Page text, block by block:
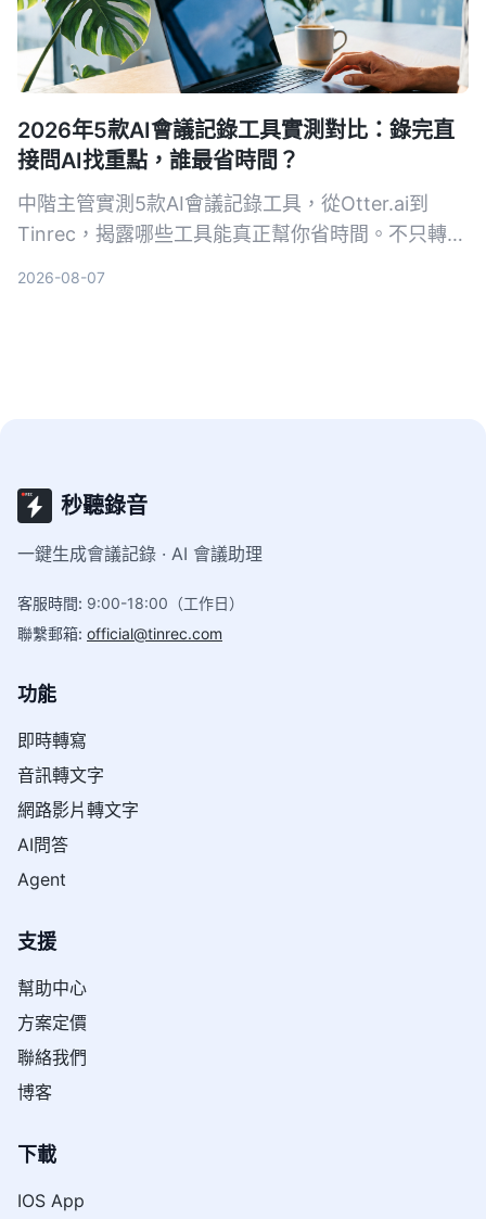
2026年5款AI會議記錄工具實測對比：錄完直
接問AI找重點，誰最省時間？
中階主管實測5款AI會議記錄工具，從Otter.ai到
Tinrec，揭露哪些工具能真正幫你省時間。不只轉文
2026-08-07
秒聽錄音
一鍵生成會議記錄 · AI 會議助理
客服時間: 9:00-18:00（工作日）
聯繫郵箱: official@tinrec.com
功能
即時轉寫
音訊轉文字
網路影片轉文字
AI問答
Agent
支援
幫助中心
方案定價
聯絡我們
博客
下載
IOS App